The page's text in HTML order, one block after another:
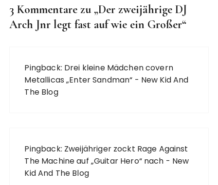
3 Kommentare zu „Der zweijährige DJ
Arch Jnr legt fast auf wie ein Großer“
Pingback: Drei kleine Mädchen covern
Metallicas „Enter Sandman“ - New Kid And
The Blog
Pingback: Zweijähriger zockt Rage Against
The Machine auf „Guitar Hero“ nach - New
Kid And The Blog